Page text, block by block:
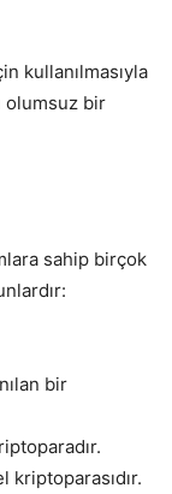
kullanılmasıyla
olumsuz bir
sahip birçok
bir
kriptoparasıdır.